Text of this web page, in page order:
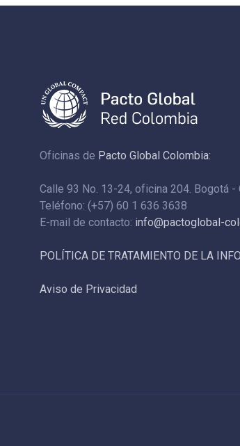
Oficinas de Pacto Global Colombia:
Calle 93 No. 13-24, oficina 204. Bogotá -
Teléfono: (+57) 60 1 636 3638
E-mail de contacto: info@pactoglobal-
POLÍTICA DE TRATAMIENTO DE LA
Aviso de Privacidad